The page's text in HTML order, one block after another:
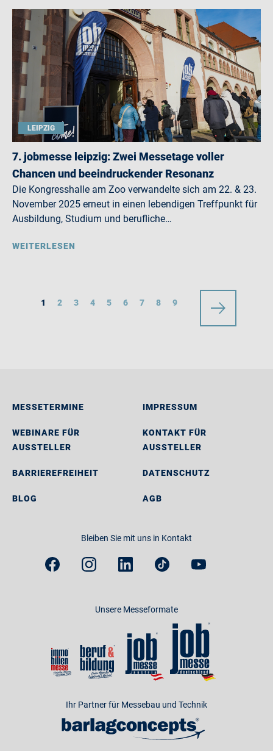
LEIPZIG
7. jobmesse leipzig: Zwei Messetage voller
Chancen und beeindruckender Resonanz
Die Kongresshalle am Zoo verwandelte sich am 22. & 23.
November 2025 erneut in einen lebendigen Treffpunkt für
Ausbildung, Studium und berufliche…
WEITERLESEN
1 2 3 4 5 6 7 8 9
MESSETERMINE
WEBINARE FÜR
AUSSTELLER
BARRIEREFREIHEIT
BLOG
IMPRESSUM
KONTAKT FÜR
AUSSTELLER
DATENSCHUTZ
AGB
Bleiben Sie mit uns in Kontakt
Unsere Messeformate
Ihr Partner für Messebau und Technik